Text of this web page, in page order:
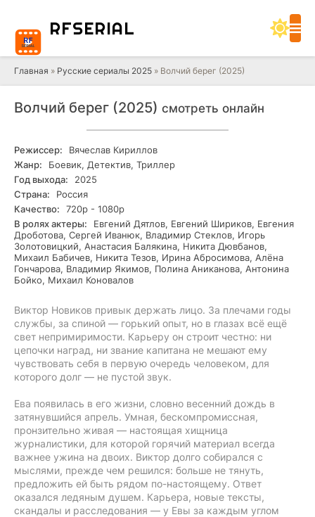
RFSERIAL
Главная » Русские сериалы 2025 » Волчий берег (2025)
Волчий берег (2025) смотреть онлайн
Режиссер:
Вячеслав Кириллов
Жанр:
Боевик, Детектив, Триллер
Год выхода:
2025
Страна:
Россия
Качество:
720р - 1080р
В ролях актеры:
Евгений Дятлов, Евгений Шириков, Евгения
Дроботова, Сергей Иванюк, Владимир Стеклов, Игорь
Золотовицкий, Анастасия Балякина, Никита Дювбанов,
Михаил Бабичев, Никита Тезов, Ирина Абросимова, Алёна
Гончарова, Владимир Якимов, Полина Аниканова, Антонина
Бойко, Михаил Коновалов
Виктор Новиков привык держать лицо. За плечами годы
службы, за спиной — горький опыт, но в глазах всё ещё
свет непримиримости. Карьеру он строит честно: ни
цепочки наград, ни звание капитана не мешают ему
чувствовать себя в первую очередь человеком, для
которого долг — не пустой звук.
Ева появилась в его жизни, словно весенний дождь в
затянувшийся апрель. Умная, бескомпромиссная,
пронзительно живая — настоящая хищница
журналистики, для которой горячий материал всегда
важнее ужина на двоих. Виктор долго собирался с
мыслями, прежде чем решился: больше не тянуть,
предложить ей быть рядом по-настоящему. Ответ
оказался ледяным душем. Карьера, новые тексты,
скандалы и расследования — у Евы за каждым углом